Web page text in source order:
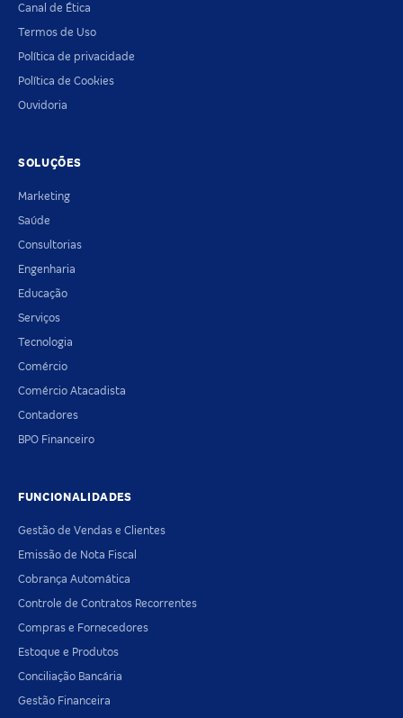
Canal de Ética
Termos de Uso
Política de privacidade
Política de Cookies
Ouvidoria
SOLUÇÕES
Marketing
Saúde
Consultorias
Engenharia
Educação
Serviços
Tecnologia
Comércio
Comércio Atacadista
Contadores
BPO Financeiro
FUNCIONALIDADES
Gestão de Vendas e Clientes
Emissão de Nota Fiscal
Cobrança Automática
Controle de Contratos Recorrentes
Compras e Fornecedores
Estoque e Produtos
Conciliação Bancária
Gestão Financeira